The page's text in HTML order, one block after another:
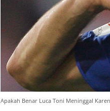
Apakah Benar Luca Toni Meninggal